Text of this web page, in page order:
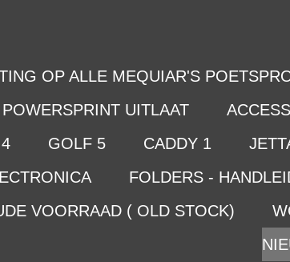
OP ALLE MEQUIAR'S
POWERSPRINT UITLAAT
GOLF 5 CADDY 1
FOLDERS -
VOORRAAD ( OLD STOCK)